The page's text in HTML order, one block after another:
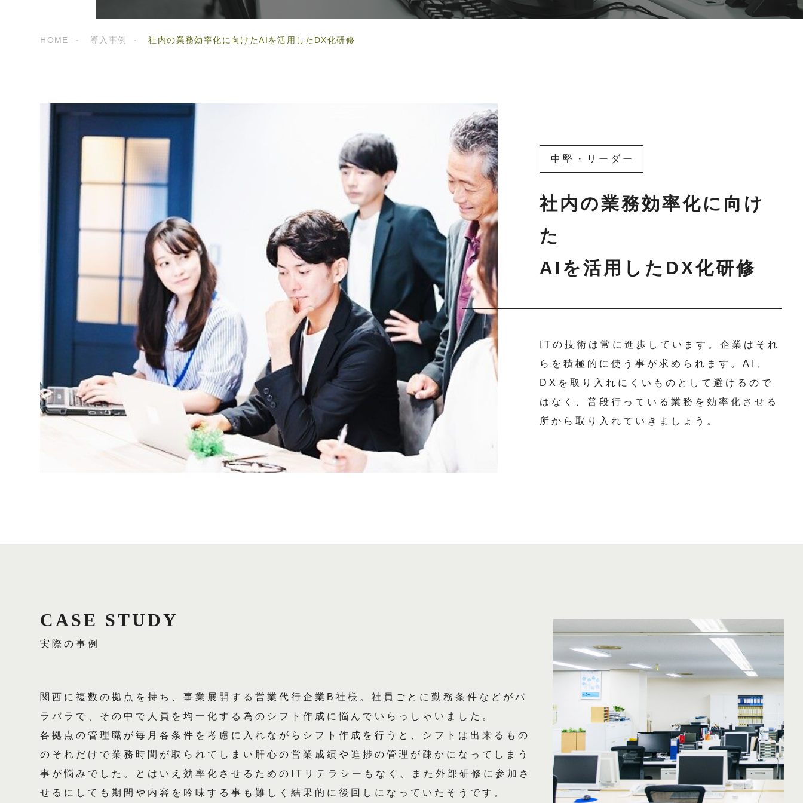
HOME 導入事例 社内の業務効率化に向けたAIを活用したDX化研修
中堅・リーダー
社内の業務効率化に向け
た
AIを活用したDX化研修
ITの技術は常に進歩しています。企業はそれ
らを積極的に使う事が求められます。AI、
DXを取り入れにくいものとして避けるので
はなく、普段行っている業務を効率化させる
所から取り入れていきましょう。
CASE STUDY
実際の事例
関西に複数の拠点を持ち、事業展開する営業代行企業B社様。社員ごとに勤務条件などがバ
ラバラで、その中で人員を均一化する為のシフト作成に悩んでいらっしゃいました。
各拠点の管理職が毎月各条件を考慮に入れながらシフト作成を行うと、シフトは出来るもの
のそれだけで業務時間が取られてしまい肝心の営業成績や進捗の管理が疎かになってしまう
事が悩みでした。とはいえ効率化させるためのITリテラシーもなく、また外部研修に参加さ
せるにしても期間や内容を吟味する事も難しく結果的に後回しになっていたそうです。